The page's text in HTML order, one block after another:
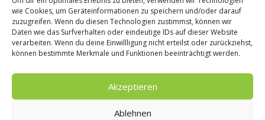
wie Cookies, um Geräteinformationen zu speichern und/oder darauf
zuzugreifen. Wenn du diesen Technologien zustimmst, können wir
Daten wie das Surfverhalten oder eindeutige IDs auf dieser Website
verarbeiten. Wenn du deine Einwillligung nicht erteilst oder zurückziehst,
können bestimmte Merkmale und Funktionen beeinträchtigt werden.
Akzeptieren
Ablehnen
Weitere Informationen:www.wutzschleife.de
Beitrag teilen